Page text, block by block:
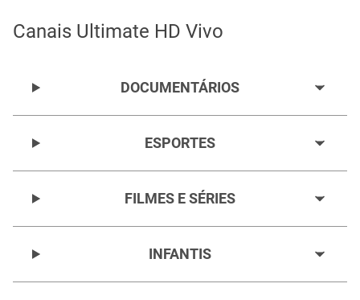
Canais Ultimate HD Vivo
DOCUMENTÁRIOS
ESPORTES
FILMES E SÉRIES
INFANTIS